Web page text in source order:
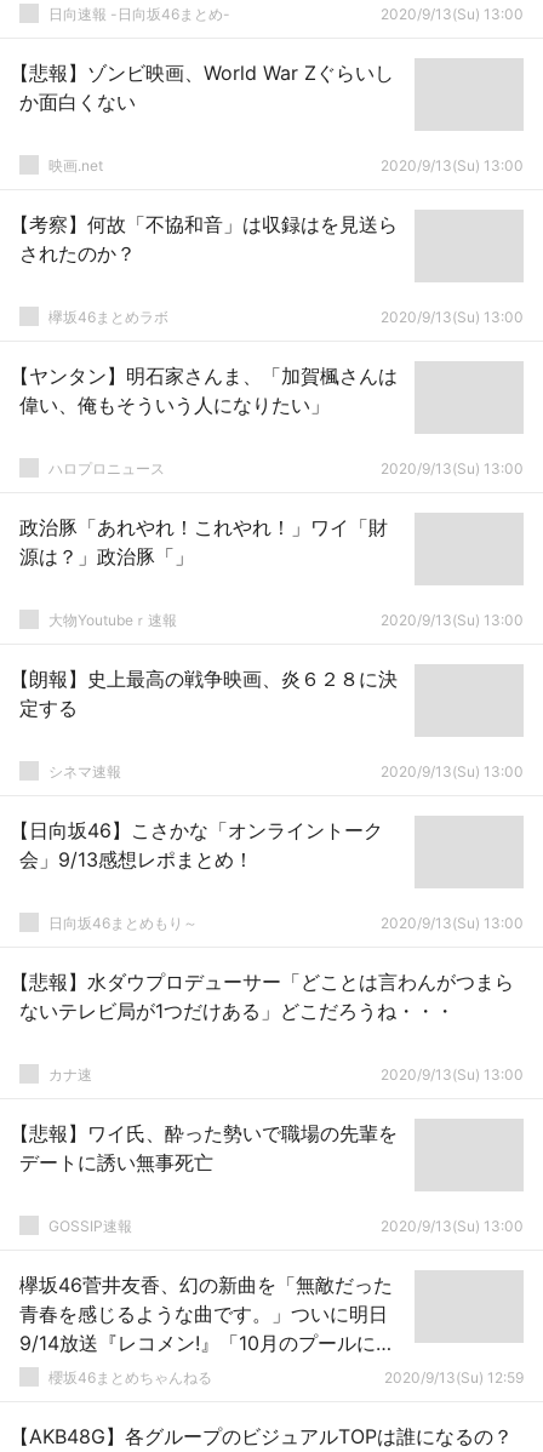
日向速報 -日向坂46まとめ- 2020/9/13(Su) 13:00
【悲報】ゾンビ映画、World War Zぐらいし
か面白くない
映画.net 2020/9/13(Su) 13:00
【考察】何故「不協和音」は収録はを見送ら
されたのか？
欅坂46まとめラボ 2020/9/13(Su) 13:00
【ヤンタン】明石家さんま、「加賀楓さんは
偉い、俺もそういう人になりたい」
ハロプロニュース 2020/9/13(Su) 13:00
政治豚「あれやれ！これやれ！」ワイ「財
源は？」政治豚「」
大物Youtubeｒ速報 2020/9/13(Su) 13:00
【朗報】史上最高の戦争映画、炎６２８に決
定する
シネマ速報 2020/9/13(Su) 13:00
【日向坂46】こさかな「オンライントーク
会」9/13感想レポまとめ！
日向坂46まとめもり～ 2020/9/13(Su) 13:00
【悲報】水ダウプロデューサー「どことは言わんがつまら
ないテレビ局が1つだけある」どこだろうね・・・
カナ速 2020/9/13(Su) 13:00
【悲報】ワイ氏、酔った勢いで職場の先輩を
デートに誘い無事死亡
GOSSIP速報 2020/9/13(Su) 13:00
欅坂46菅井友香、幻の新曲を「無敵だった
青春を感じるような曲です。」ついに明日
9/14放送『レコメン!』「10月のプールに飛
び込んだ」音源フル初解禁！
櫻坂46まとめちゃんねる 2020/9/13(Su) 12:59
【AKB48G】各グループのビジュアルTOPは誰になるの？